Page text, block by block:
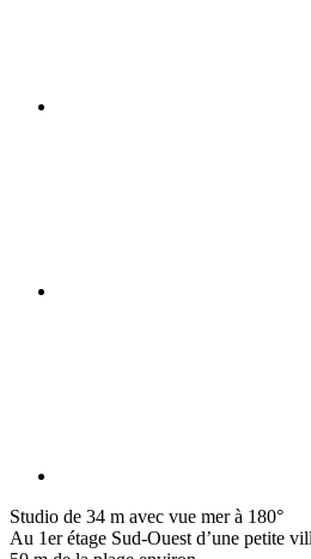
Studio de 34 m avec vue mer à 180°
Au 1er étage Sud-Ouest d’une petite